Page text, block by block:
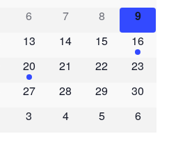
6 7 8
9
13 14 15
16
20 21 22
23
27 28 29
30
3 4 5 6